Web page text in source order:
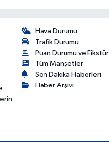
Hava Durumu
Trafik Durumu
Puan Durumu ve Fikstür
Tüm Manşetler
Son Dakika Haberleri
Haber Arşivi